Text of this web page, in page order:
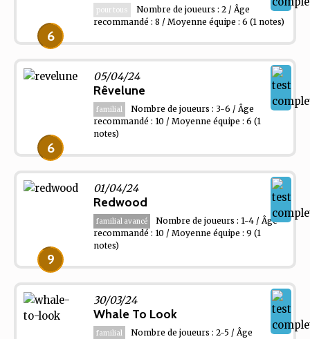
6
pour tous
Nombre de joueurs : 2 / Âge
recommandé : 8 / Moyenne équipe : 6 (1 notes)
6
05/04/24
Rêvelune
familial
Nombre de joueurs : 3-6 / Âge
recommandé : 10 / Moyenne équipe : 6 (1
notes)
9
01/04/24
Redwood
familial avancé
Nombre de joueurs : 1-4 / Âge
recommandé : 10 / Moyenne équipe : 9 (1
notes)
30/03/24
Whale To Look
familial
Nombre de joueurs : 2-5 / Âge